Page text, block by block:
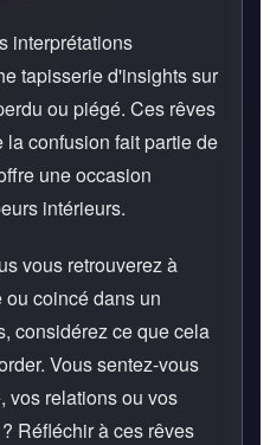
interprétations
tapisserie d'insights sur
ou piégé. Ces rêves
confusion fait partie de
une occasion
intérieurs.
vous retrouverez à
coincé dans un
considérez ce que cela
Vous sentez-vous
vos relations ou vos
Réfléchir à ces rêves